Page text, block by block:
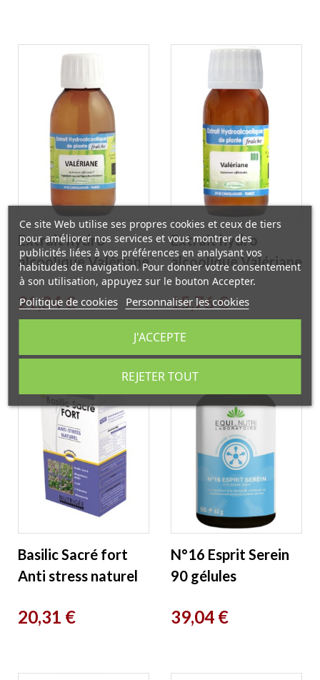
Extrait hydro
alcoolique Valériane
BIO 125ml
Phytofrance
Prix
21,34 €
Extrait hydro
alcoolique Valériane
BIO 60ml
Phytofrance
Prix
15,76 €
Basilic Sacré fort
Anti stress naturel
Nutrigee
Prix
20,31 €
N°16 Esprit Serein
90 gélules
Nutri
Prix
39,04 €
EXCLUSIVITÉ WEB
Ce site Web utilise ses propres cookies et ceux de tiers
pour améliorer nos services et vous montrer des
publicités liées à vos préférences en analysant vos
habitudes de navigation. Pour donner votre consentement
à son utilisation, appuyez sur le bouton Accepter.
Politique de cookies Personnaliser les cookies
REJETER TOUT
J'ACCEPTE